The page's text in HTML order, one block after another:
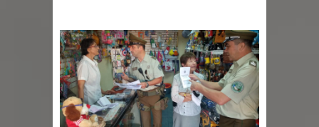
impacto ambiental
INDAP entregó $189 millones en
incentivos a usuarios de PRODESAL